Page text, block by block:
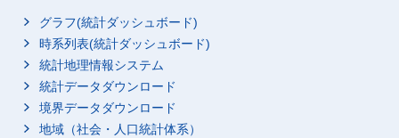
グラフ(統計ダッシュボード)
時系列表(統計ダッシュボード)
統計地理情報システム
統計データダウンロード
境界データダウンロード
地域（社会・人口統計体系）